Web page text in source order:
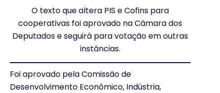
O texto que altera PIS e Cofins para
cooperativas foi aprovado na Câmara dos
Deputados e seguirá para votação em outras
instâncias.
Foi aprovado pela Comissão de
Desenvolvimento Econômico, Indústria,